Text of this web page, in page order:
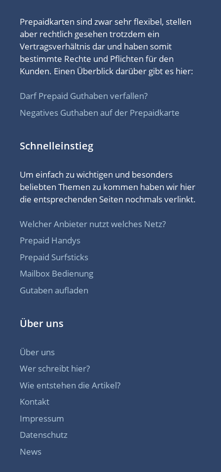
Prepaidkarten sind zwar sehr flexibel, stellen
aber rechtlich gesehen trotzdem ein
Vertragsverhältnis dar und haben somit
bestimmte Rechte und Pflichten für den
Kunden. Einen Überblick darüber gibt es hier:
Darf Prepaid Guthaben verfallen?
Negatives Guthaben auf der Prepaidkarte
Schnelleinstieg
Um einfach zu wichtigen und besonders
beliebten Themen zu kommen haben wir hier
die entsprechenden Seiten nochmals verlinkt.
Welcher Anbieter nutzt welches Netz?
Prepaid Handys
Prepaid Surfsticks
Mailbox Bedienung
Gutaben aufladen
Über uns
Über uns
Wer schreibt hier?
Wie entstehen die Artikel?
Kontakt
Impressum
Datenschutz
News